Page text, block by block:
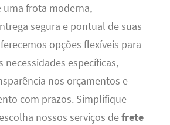
uma frota moderna,
segura e pontual de suas
opções flexíveis para
necessidades específicas,
nos orçamentos e
com prazos. Simplifique
nossos serviços defrete